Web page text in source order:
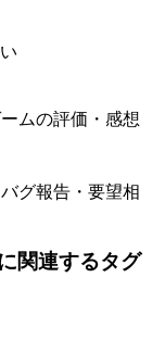
ムの評価・感想
バグ報告・要望相
関連するタグ